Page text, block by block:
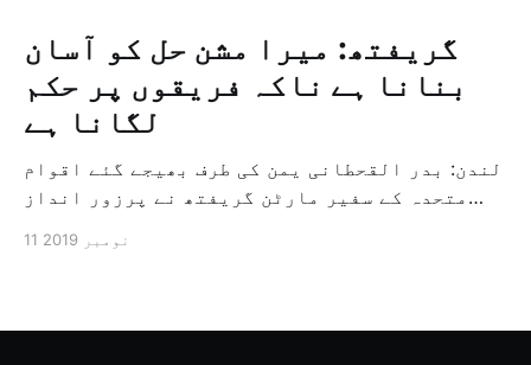
گریفتھ: میرا مشن حل کو آسان
بنانا ہے ناکہ فریقوں پر حکم
لگانا ہے
لندن: بدر القحطانی یمن کی طرف بھیجے گئے اقوام
متحدہ کے سفیر مارٹن گریفتھ نے پرزور انداز
ثالثی اور اس کشمکش کی حدبندی کرنے کے لئے ایک
11 نومبر 2019